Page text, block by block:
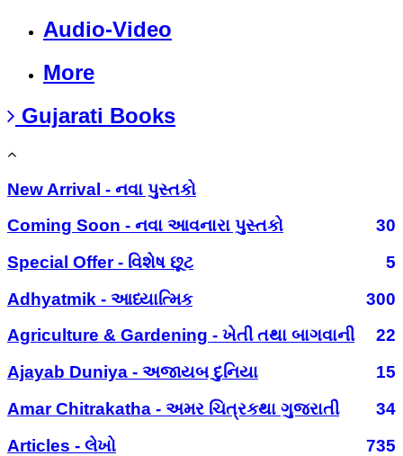
Audio-Video
More
Gujarati Books
New Arrival - નવા પુસ્તકો
Coming Soon - નવા આવનારા પુસ્તકો
30
Special Offer - વિશેષ છૂટ
5
Adhyatmik - આધ્યાત્મિક
300
Agriculture & Gardening - ખેતી તથા બાગવાની
22
Ajayab Duniya - અજાયબ દુનિયા
15
Amar Chitrakatha - અમર ચિત્રકથા ગુજરાતી
34
Articles - લેખો
735